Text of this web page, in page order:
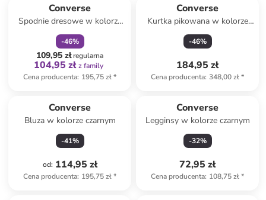
Converse
Spodnie dresowe w kolorze
szarym
-46%
109,95 złregularna
104,95 zł z family
Cena producenta: 195,75 zł*
Converse
Kurtka pikowana w kolorze
czarnym
-46%
184,95 zł
Cena producenta: 348,00 zł*
Converse
Bluza w kolorze czarnym
-41%
od: 114,95 zł
Cena producenta: 195,75 zł*
Converse
Legginsy w kolorze czarnym
-32%
72,95 zł
Cena producenta: 108,75 zł*